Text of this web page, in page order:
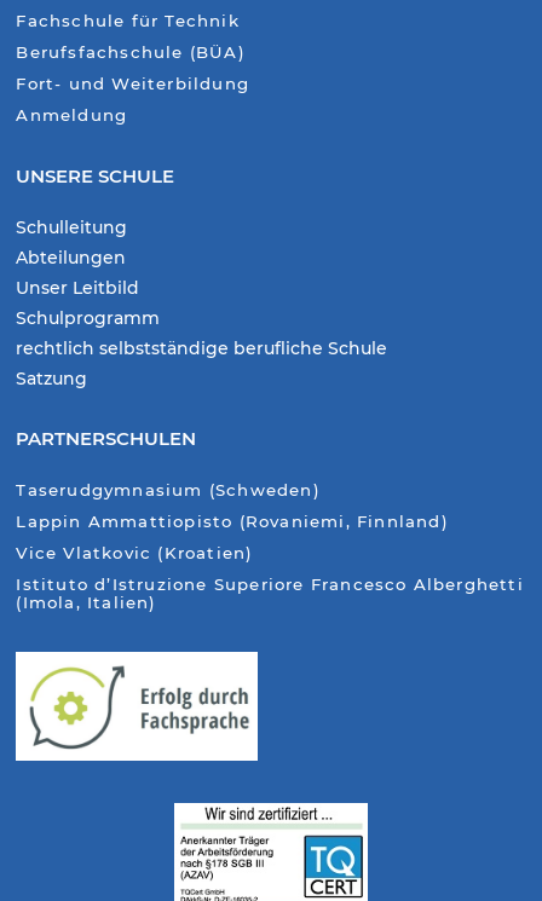
Fachschule für Technik
Berufsfachschule (BÜA)
Fort- und Weiterbildung
Anmeldung
UNSERE SCHULE
Schulleitung
Abteilungen
Unser Leitbild
Schulprogramm
rechtlich selbstständige berufliche Schule
Satzung
PARTNERSCHULEN
Taserudgymnasium (Schweden)
Lappin Ammattiopisto (Rovaniemi, Finnland)
Vice Vlatkovic (Kroatien)
Istituto d’Istruzione Superiore Francesco Alberghetti
(Imola, Italien)